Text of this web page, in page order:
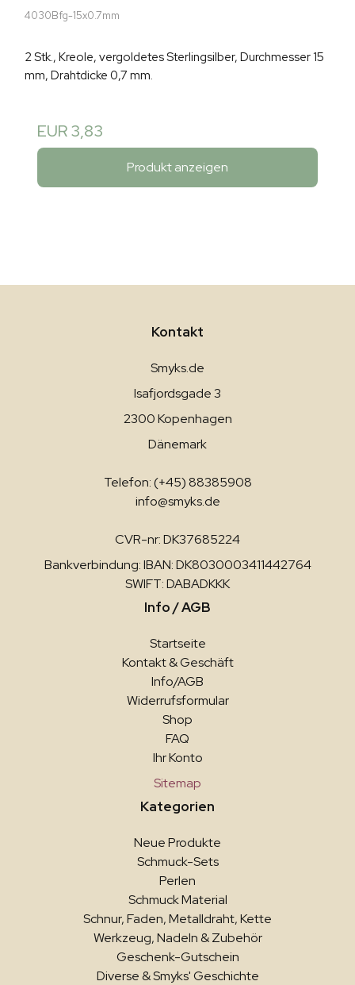
4030Bfg-15x0.7mm
2 Stk., Kreole, vergoldetes Sterlingsilber, Durchmesser 15
mm, Drahtdicke 0,7 mm.
EUR 3,83
Produkt anzeigen
Kontakt
Smyks.de
Isafjordsgade 3
2300 Kopenhagen
Dänemark
Telefon: (+45) 88385908
info@smyks.de
CVR-nr: DK37685224
Bankverbindung: IBAN: DK8030003411442764
SWIFT: DABADKKK
Info / AGB
Startseite
Kontakt & Geschäft
Info/AGB
Widerrufsformular
Shop
FAQ
Ihr Konto
Sitemap
Kategorien
Neue Produkte
Schmuck-Sets
Perlen
Schmuck Material
Schnur, Faden, Metalldraht, Kette
Werkzeug, Nadeln & Zubehör
Geschenk-Gutschein
Diverse & Smyks' Geschichte